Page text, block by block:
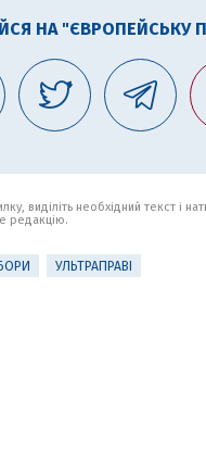
НА "ЄВРОПЕЙСЬКУ
виділіть необхідний текст і
редакцію.
УЛЬТРАПРАВІ